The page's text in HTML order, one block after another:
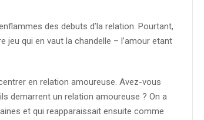
des debuts d’la relation. Pourtant,
jeu qui en vaut la chandelle – l’amour etant
en relation amoureuse. Avez-vous
demarrent un relation amoureuse ? On a
et qui reapparaissait ensuite comme